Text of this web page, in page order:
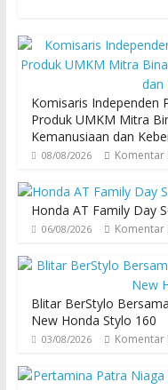
Komisaris Independen
Produk UMKM Mitra
Kemanusiaan dan
08/08/2026 Komentar
Honda AT Family Day
06/08/2026 Komentar
Blitar BerStylo
New Honda Stylo 160
03/08/2026 Komentar